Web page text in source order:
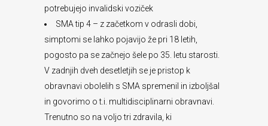
potrebujejo invalidski voziček
SMA tip 4 – z začetkom v odrasli dobi,
simptomi se lahko pojavijo že pri 18 letih,
pogosto pa se začnejo šele po 35. letu starosti.
V zadnjih dveh desetletjih se je pristop k
obravnavi obolelih s SMA spremenil in izboljšal
in govorimo o t.i. multidisciplinarni obravnavi.
Trenutno so na voljo tri zdravila, ki